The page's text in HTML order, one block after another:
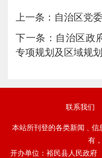
上一条： 自治区党
下一条： 自治区政
专项规划及区域规
联系我们
本站所刊登的各类新闻﹑
有
开办单位：裕民县人民政